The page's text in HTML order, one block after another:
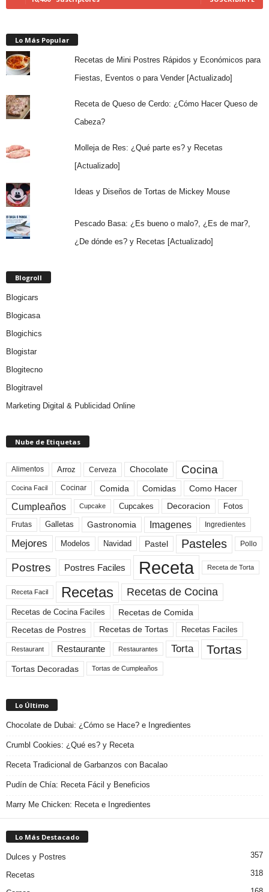
Lo Más Popular
Recetas de Mini Postres Rápidos y Económicos para
Fiestas, Eventos o para Vender [Actualizado]
Receta de Queso de Cerdo: ¿Cómo Hacer Queso de
Cabeza?
Molleja de Res: ¿Qué parte es? y Recetas
[Actualizado]
Ideas y Diseños de Tortas de Mickey Mouse
Pescado Basa: ¿Es bueno o malo?, ¿Es de mar?,
¿De dónde es? y Recetas [Actualizado]
Blogroll
Blogicars
Blogicasa
Blogichics
Blogistar
Blogitecno
Blogitravel
Marketing Digital & Publicidad Online
Nube de Etiquetas
Alimentos Arroz Cerveza Chocolate Cocina
Cocina Facil Cocinar Comida Comidas Como Hacer
Cumpleaños Cupcake Cupcakes Decoracion Fotos
Frutas Galletas Gastronomia Imagenes Ingredientes
Mejores Modelos Navidad Pastel Pasteles Pollo
Postres Postres Faciles Receta Receta de Torta
Receta Facil Recetas Recetas de Cocina
Recetas de Cocina Faciles
Recetas de Comida
Recetas de Postres
Recetas de Tortas Recetas Faciles
Restaurant Restaurante Restaurantes Torta Tortas
Tortas Decoradas Tortas de Cumpleaños
Lo Último
Chocolate de Dubai: ¿Cómo se Hace? e Ingredientes
Crumbl Cookies: ¿Qué es? y Receta
Receta Tradicional de Garbanzos con Bacalao
Pudín de Chía: Receta Fácil y Beneficios
Marry Me Chicken: Receta e Ingredientes
Lo Más Destacado
Dulces y Postres 357
Recetas 318